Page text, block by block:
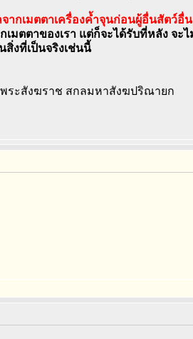
ากเมตตาเครื่องค้ำจุนก่อนผู้อื่นสัตว์อื่
ตตาของเรา แต่ก็จะได้รับที่หลัง จะ
สิ่งที่เป็นจริงเช่นนี้
ระสังฆราช สกลมหาสังฆปริณายก